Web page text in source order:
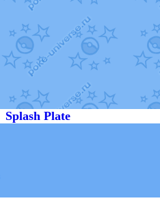
Splash Plate